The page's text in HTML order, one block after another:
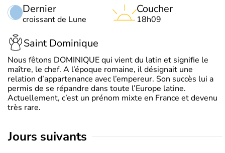
Dernier
croissant de Lune
Coucher
18h09
Saint Dominique
Nous fêtons DOMINIQUE qui vient du latin et signifie le
maître, le chef. A l’époque romaine, il désignait une
relation d’appartenance avec l’empereur. Son succès lui a
permis de se répandre dans toute l’Europe latine.
Actuellement, c’est un prénom mixte en France et devenu
très rare.
jours suivants